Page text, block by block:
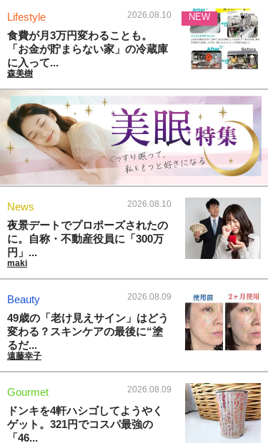
Lifestyle 2026.08.10
食費が月3万円変わることも。
「お金が貯まらない家」の冷蔵庫
に入って...
森美樹
NEW
News 2026.08.10
夜景デートでプロポーズされたの
に。自称・不動産役員に「300万
円」...
maki
Beauty 2026.08.09
49歳の「老け見えサイン」はどう
変わる？スキンケアの最後に“塗
るだ...
遠藤幸子
Gourmet 2026.08.09
ドンキを4軒ハシゴしてようやく
ゲット。321円でコスパ最強の
「46...